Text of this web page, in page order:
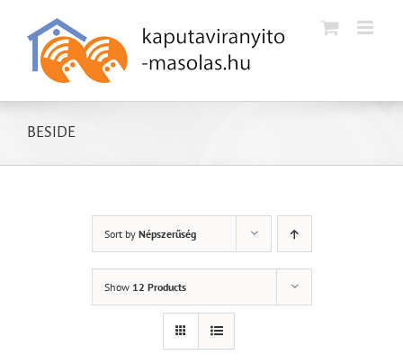
Kihagyás
BESIDE
Sort by Népszerűség
Show 12 Products